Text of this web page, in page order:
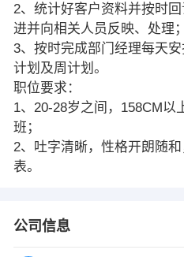
2、统计好客户资料并按时
进并向相关人员反映、处理；
3、按时完成部门经理每天
计划及周计划。
职位要求：
1、20-28岁之间，158CM以
班；
2、吐字清晰，性格开朗随
表。
公司信息